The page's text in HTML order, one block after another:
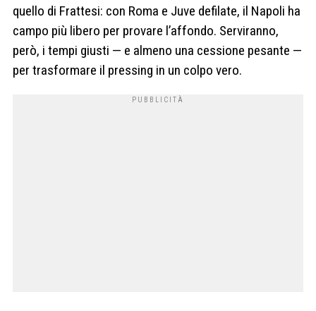
quello di Frattesi: con Roma e Juve defilate, il Napoli ha
campo più libero per provare l’affondo. Serviranno,
però, i tempi giusti — e almeno una cessione pesante —
per trasformare il pressing in un colpo vero.